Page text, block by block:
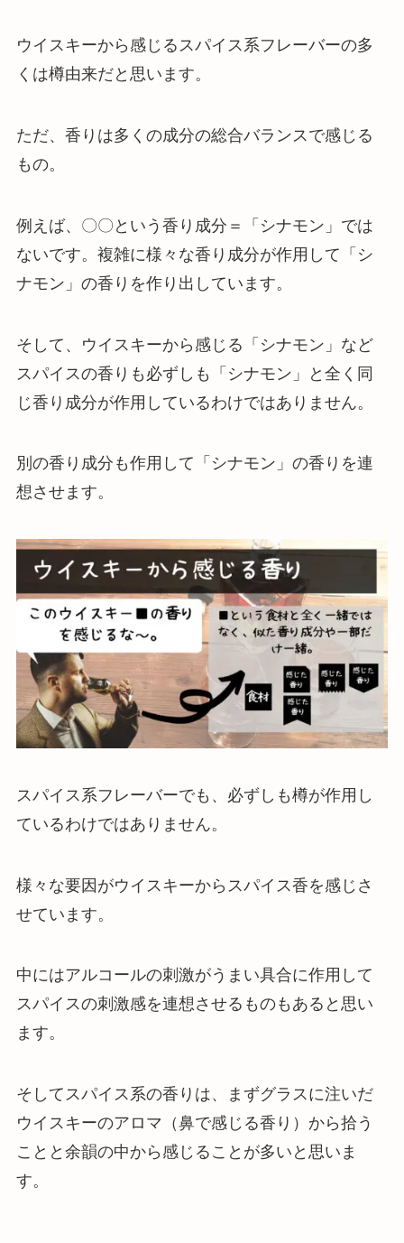
ウイスキーから感じるスパイス系フレーバーの多
くは樽由来だと思います。
ただ、香りは多くの成分の総合バランスで感じる
もの。
例えば、〇〇という香り成分＝「シナモン」では
ないです。複雑に様々な香り成分が作用して「シ
ナモン」の香りを作り出しています。
そして、ウイスキーから感じる「シナモン」など
スパイスの香りも必ずしも「シナモン」と全く同
じ香り成分が作用しているわけではありません。
別の香り成分も作用して「シナモン」の香りを連
想させます。
スパイス系フレーバーでも、必ずしも樽が作用し
ているわけではありません。
様々な要因がウイスキーからスパイス香を感じさ
せています。
中にはアルコールの刺激がうまい具合に作用して
スパイスの刺激感を連想させるものもあると思い
ます。
そしてスパイス系の香りは、まずグラスに注いだ
ウイスキーのアロマ（鼻で感じる香り）から拾う
ことと余韻の中から感じることが多いと思いま
す。